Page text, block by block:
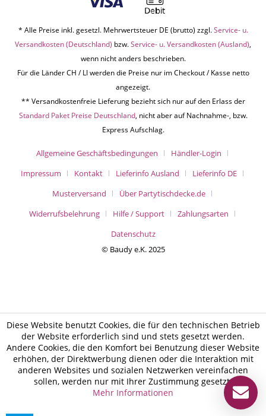
* Alle Preise inkl. gesetzl. Mehrwertsteuer DE (brutto) zzgl.Service- u.
Versandkosten (Deutschland) bzw.Service- u. Versandkosten (Ausland),
wenn nicht anders beschrieben.
Für die Länder CH / LI werden die Preise nur im Checkout / Kasse netto
angezeigt.
** Versandkostenfreie Lieferung bezieht sich nur auf den Erlass der
Standard Paket Preise Deutschland, nicht aber auf Nachnahme-, bzw.
Express Aufschlag.
Allgemeine Geschäftsbedingungen
Händler-Login
Impressum
Kontakt Lieferinfo Ausland
Lieferinfo DE
Musterversand
Über Partytischdecke.de
Widerrufsbelehrung
Hilfe / Support
Zahlungsarten
Datenschutz
© Baudy e.K. 2025
Diese Website benutzt Cookies, die für den technischen Betrieb
der Website erforderlich sind und stets gesetzt werden.
Andere Cookies, die den Komfort bei Benutzung dieser Website
erhöhen, der Direktwerbung dienen oder die Interaktion mit
anderen Websites und sozialen Netzwerken vereinfachen
sollen, werden nur mit Ihrer Zustimmung gesetzt.
Mehr Informationen